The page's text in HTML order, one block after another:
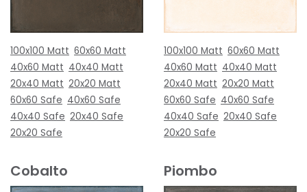
100x100 Matt 60x60 Matt
40x60 Matt 40x40 Matt
20x40 Matt 20x20 Matt
60x60 Safe 40x60 Safe
40x40 Safe 20x40 Safe
20x20 Safe
100x100 Matt 60x60 Matt
40x60 Matt 40x40 Matt
20x40 Matt 20x20 Matt
60x60 Safe 40x60 Safe
40x40 Safe 20x40 Safe
20x20 Safe
Cobalto Piombo